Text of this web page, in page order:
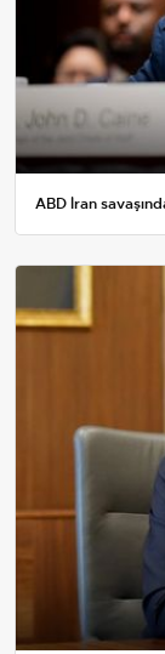
ABD İran